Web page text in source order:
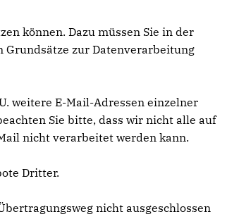
können. Dazu müssen Sie in der
Grundsätze zur Datenverarbeitung
weitere E-Mail-Adressen einzelner
Sie bitte, dass wir nicht alle auf
nicht verarbeitet werden kann.
Dritter.
nicht ausgeschlossen